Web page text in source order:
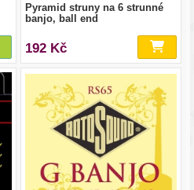
Pyramid struny na 6 strunné
banjo, ball end
192 Kč